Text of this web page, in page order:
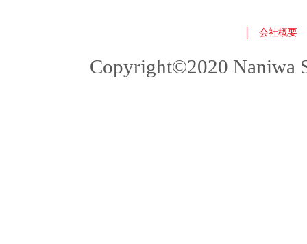
会社概要
Copyright©2020 Naniwa